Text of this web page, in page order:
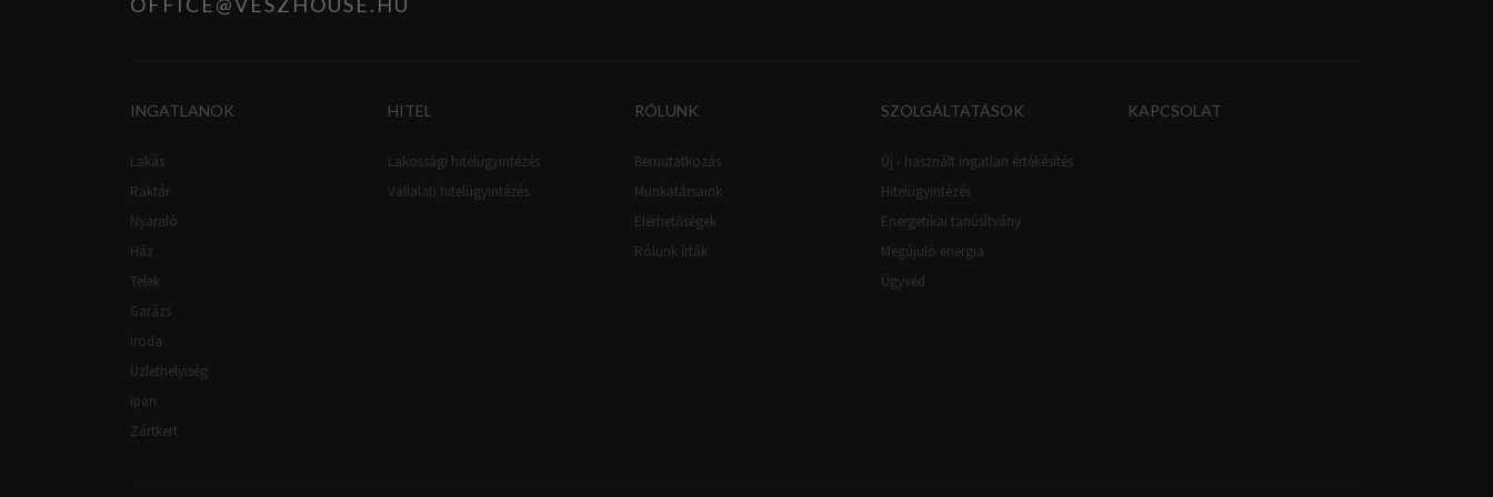
INGATLANOK
Lakás
Raktár
Nyaraló
Ház
Telek
Garázs
Iroda
Üzlethelyiség
Ipari
Zártkert
HITEL
Lakossági hitelügyintézés
Vállalati hitelügyintézés
RÓLUNK
Bemutatkozás
Munkatársaink
Elérhetőségek
Rólunk írták
SZOLGÁLTATÁSOK
Új - használt ingatlan értékésítés
Hitelügyintézés
Energetikai tanúsítvány
Megújuló energia
Ügyvéd
KAPCSOLAT